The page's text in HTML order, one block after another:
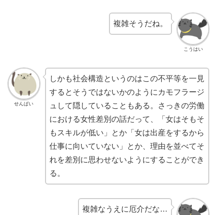
こうはい
複雑そうだね。
せんぱい
しかも社会構造というのはこの不平等を一見
するとそうではないかのようにカモフラージ
ュして隠していることもある。さっきの労働
における女性差別の話だって、「女はそもそ
もスキルが低い」とか「女は出産をするから
仕事に向いていない」とか、理由を並べてそ
れを差別に思わせないようにすることができ
る。
複雑なうえに厄介だな…